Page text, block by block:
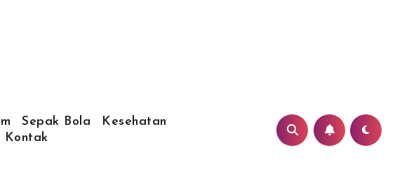
Sepak Bola
Kesehatan
Kontak